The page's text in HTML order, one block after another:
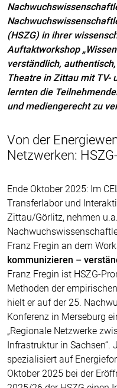
(HSZG) in ihrer
Auftaktworkshop
verständlich,
Theatre in Zittau mit TV-
lernten die
und mediengerecht zu
Von der
Netzwerken:
Ende Oktober 2025: Im
Transferlabor und
Zittau/Görlitz, nehmen
Franz Fregin an dem
kommunizieren –
Franz Fregin ist HSZG-
Methoden der
hielt er auf der 25.
Konferenz in Merseburg
„Regionale Netzwerke
Infrastruktur in Sachsen“.
spezialisiert auf
Oktober 2025 bei der